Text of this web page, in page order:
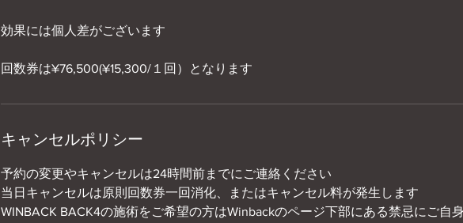
効果には個人差がございます
回数券は¥76,500(¥15,300/１回）となります
キャンセルポリシー
予約の変更やキャンセルは24時間前までにご連絡ください
当日キャンセルは原則回数券一回消化、またはキャンセル料が発生します
WINBACK BACK4の施術をご希望の方はWinbackのページ下部にある禁忌にご自